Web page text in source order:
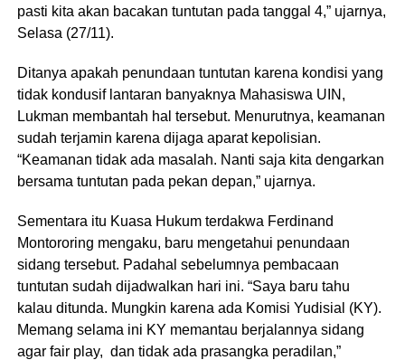
pasti kita akan bacakan tuntutan pada tanggal 4,” ujarnya,
Selasa (27/11).
Ditanya apakah penundaan tuntutan karena kondisi yang
tidak kondusif lantaran banyaknya Mahasiswa UIN,
Lukman membantah hal tersebut. Menurutnya, keamanan
sudah terjamin karena dijaga aparat kepolisian.
“Keamanan tidak ada masalah. Nanti saja kita dengarkan
bersama tuntutan pada pekan depan,” ujarnya.
Sementara itu Kuasa Hukum terdakwa Ferdinand
Montororing mengaku, baru mengetahui penundaan
sidang tersebut. Padahal sebelumnya pembacaan
tuntutan sudah dijadwalkan hari ini. “Saya baru tahu
kalau ditunda. Mungkin karena ada Komisi Yudisial (KY).
Memang selama ini KY memantau berjalannya sidang
agar fair play, dan tidak ada prasangka peradilan,”